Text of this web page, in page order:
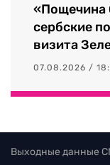
«Пощечина
сербские
визита
07.08.2026 /
Выходные данные